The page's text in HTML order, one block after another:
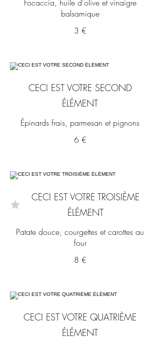
Focaccia, huile d'olive et vinaigre
balsamique
3 €
CECI EST VOTRE SECOND
ÉLÉMENT
Épinards frais, parmesan et pignons
6 €
CECI EST VOTRE TROISIÈME
ÉLÉMENT
Patate douce, courgettes et carottes au
four
8 €
CECI EST VOTRE QUATRIÈME
ÉLÉMENT